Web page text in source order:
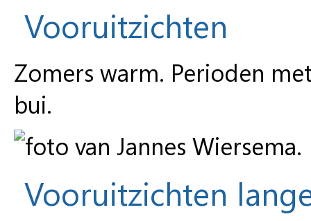
Vooruitzichten
Zomers warm. Perioden
bui.
Vooruitzichten